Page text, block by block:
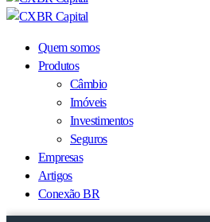
Quem somos
Produtos
Câmbio
Imóveis
Investimentos
Seguros
Empresas
Artigos
Conexão BR